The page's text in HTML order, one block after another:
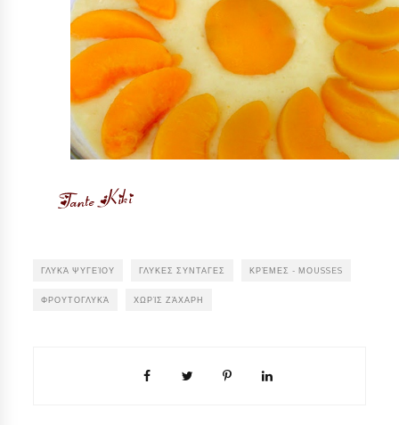
ΓΛΥΚΆ ΨΥΓΕΊΟΥ ΓΛΥΚΕΣ ΣΥΝΤΑΓΕΣ ΚΡΈΜΕΣ - ΜΟUSSES
ΦΡΟΥΤΟΓΛΥΚΆ ΧΩΡΊΣ ΖΆΧΑΡΗ